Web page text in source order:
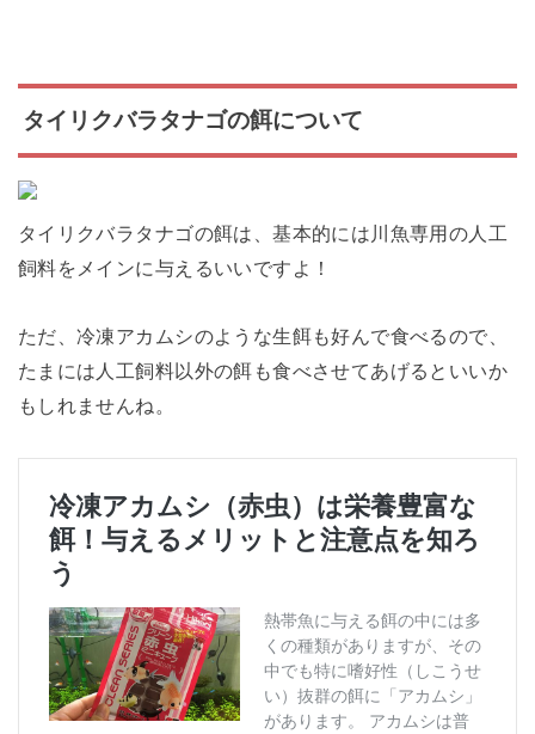
タイリクバラタナゴの餌について
タイリクバラタナゴの餌は、基本的には川魚専用の人工
飼料をメインに与えるいいですよ！
ただ、冷凍アカムシのような生餌も好んで食べるので、
たまには人工飼料以外の餌も食べさせてあげるといいか
もしれませんね。